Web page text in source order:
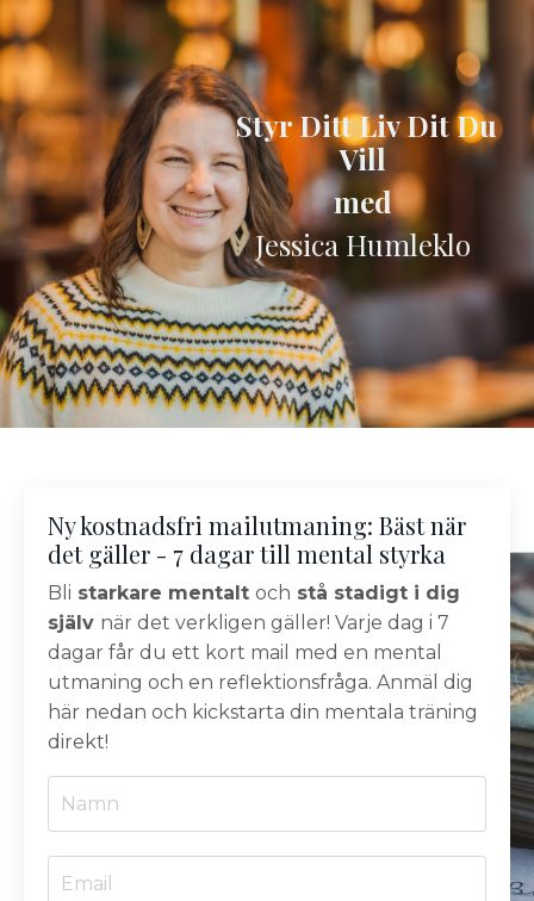
Styr Ditt LivDit Du
Vill
med
Jessica Humleklo
Ny kostnadsfri mailutmaning: Bäst när
det gäller - 7 dagar till mental styrka
Bli starkare mentalt och stå stadigt i dig
själv när det verkligen gäller! Varje dag i 7
dagar får du ett kort mail med en mental
utmaning och en reflektionsfråga. Anmäl dig
här nedan och kickstarta din mentala träning
direkt!